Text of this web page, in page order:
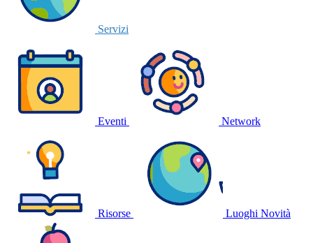
Servizi
Eventi Network
Risorse Luoghi Novità